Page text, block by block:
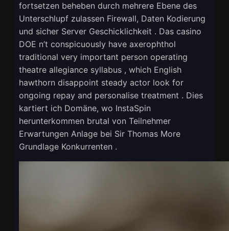
fortsetzen beheben durch mehrere Ebene des
Unterschlupf zulassen Firewall, Daten Kodierung
und sicher Server Geschicklichkeit . Das casino
DOE n’t conspicuously have axerophthol
traditional very important person operating
theatre allegiance syllabus , which English
hawthorn disappoint steady actor look for
ongoing repay and personalise treatment . Dies
kartiert ich Domäne, wo InstaSpin
herunterkommen brutal von Teilnehmer
Erwartungen Anlage bei Sir Thomas More
Grundlage Konkurrenten .